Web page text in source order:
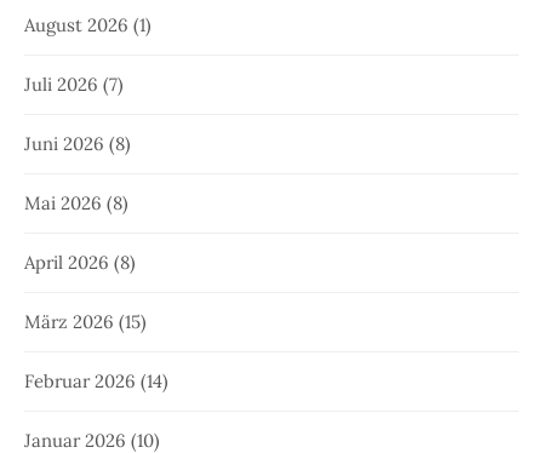
August 2026 (1)
Juli 2026 (7)
Juni 2026 (8)
Mai 2026 (8)
April 2026 (8)
März 2026 (15)
Februar 2026 (14)
Januar 2026 (10)